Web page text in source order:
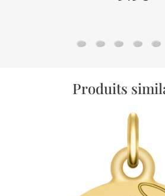
Chaine gourmette
ChaineChaine
Produits